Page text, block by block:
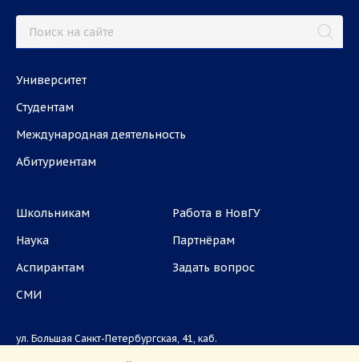
Университет
Студентам
Международная деятельность
Абитуриентам
Школьникам
Наука
Аспирантам
СМИ
Работа в НовГУ
Партнёрам
Задать вопрос
ул. Большая Санкт-Петербургская, 41, каб.